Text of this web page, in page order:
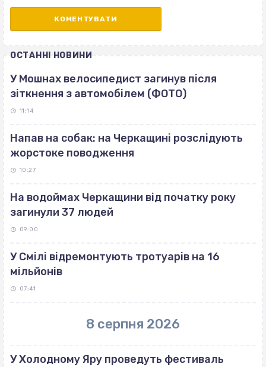
ОСТАННІ НОВИНИ
У Мошнах велосипедист загинув після
зіткнення з автомобілем (ФОТО)
11:14
Напав на собак: на Черкащині розслідують
жорстоке поводження
10:27
На водоймах Черкащини від початку року
загинули 37 людей
09:00
У Смілі відремонтують тротуарів на 16
мільйонів
07:41
8 серпня 2026
У Холодному Яру проведуть фестиваль